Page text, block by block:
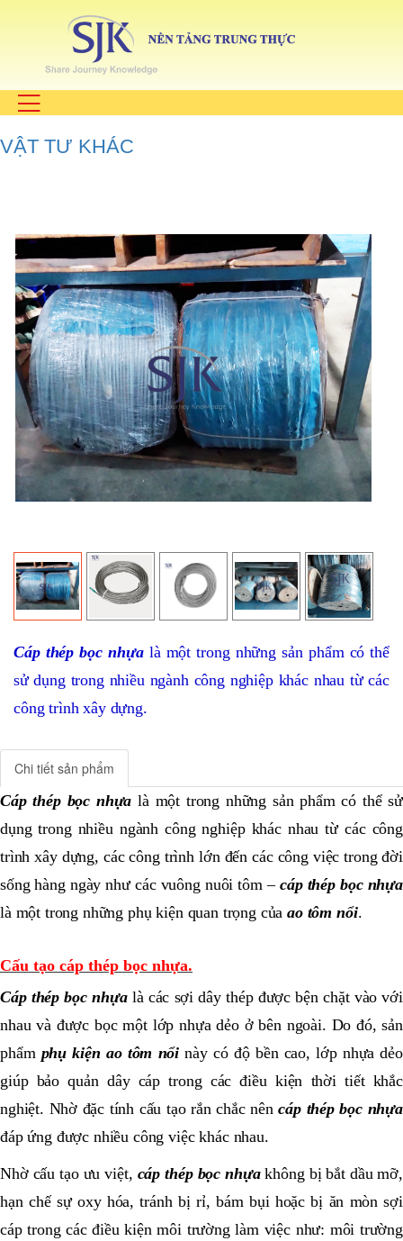
VẬT TƯ KHÁC
Cáp thép bọc nhựalà một trong những sản phẩm có thể
sử dụng trong nhiều ngành công nghiệp khác nhau từ các
công trình xây dựng.
Chi tiết sản phẩm
Cáp thép bọc nhựa là một trong những sản phẩm có thể sử
dụng trong nhiều ngành công nghiệp khác nhau từ các công
trình xây dựng, các công trình lớn đến các công việc trong đời
sống hàng ngày như các vuông nuôi tôm – cáp thép bọc nhựa
là một trong những phụ kiện quan trọng củaao tôm nổi.
Cấu tạo cáp thép bọc nhựa.
Cáp thép bọc nhựalà các sợi dây thép được bện chặt vào với
nhau và được bọc một lớp nhựa dẻo ở bên ngoài. Do đó, sản
phẩm phụ kiện ao tôm nổi này có độ bền cao, lớp nhựa dẻo
giúp bảo quản dây cáp trong các điều kiện thời tiết khắc
nghiệt. Nhờ đặc tính cấu tạo rắn chắc nêncáp thép bọc nhựa
đáp ứng được nhiều công việc khác nhau.
Nhờ cấu tạo ưu việt, cáp thép bọc nhựakhông bị bắt dầu mỡ,
hạn chế sự oxy hóa, tránh bị rỉ, bám bụi hoặc bị ăn mòn sợi
cáp trong các điều kiện môi trường làm việc như: môi trường